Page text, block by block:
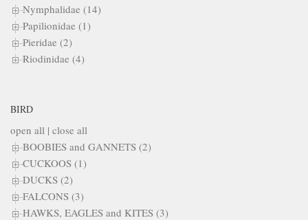
Nymphalidae (14)
Papilionidae (1)
Pieridae (2)
Riodinidae (4)
BIRD
open all | close all
BOOBIES and GANNETS (2)
CUCKOOS (1)
DUCKS (2)
FALCONS (3)
HAWKS, EAGLES and KITES (3)